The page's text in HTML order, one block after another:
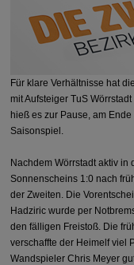
Für klare Verhältnisse hat
mit Aufsteiger TuS
hieß es zur Pause, am
Saisonspiel.
Nachdem Wörrstadt aktiv in
Sonnenscheins 1:0 nach
der Zweiten. Die
Hadziric wurde per
den fälligen Freistoß. Die
verschaffte der Heimelf viel
Wandspieler Chris Meyer